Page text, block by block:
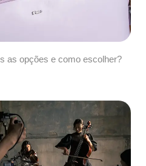
as opções e como escolher?